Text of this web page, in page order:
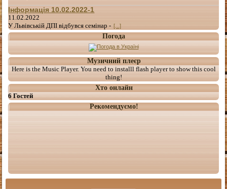
Інформація 10.02.2022-1
11.02.2022
У Львівській ДПІ відбувся семінар - [...]
Погода
Музичний плеєр
Here is the Music Player. You need to installl flash player to show this cool
thing!
Хто онлайн
6 Гостей
Рекомендуємо!